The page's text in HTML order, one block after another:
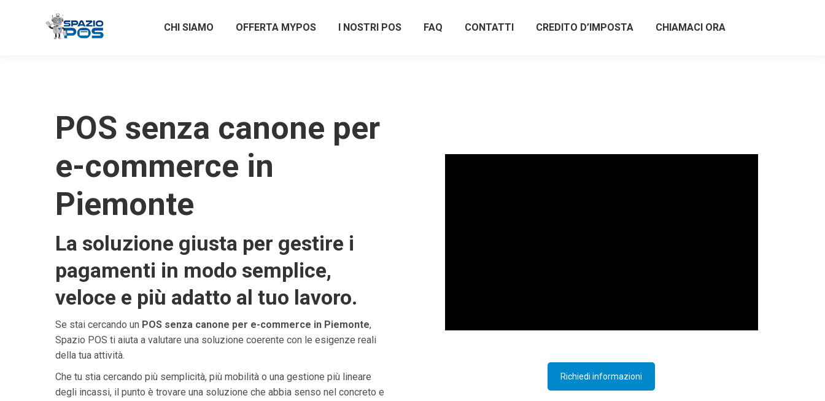
CHI SIAMO OFFERTA MYPOS I NOSTRI POS FAQ CONTATTI CREDITO D’IMPOSTA CHIAMACI ORA
POS senza canone per
e-commerce in
Piemonte
La soluzione giusta per gestire i
pagamenti in modo semplice,
veloce e più adatto al tuo lavoro.
Se stai cercando un POS senza canone per e-commerce in Piemonte,
Spazio POS ti aiuta a valutare una soluzione coerente con le esigenze reali
della tua attività.
Che tu stia cercando più semplicità, più mobilità o una gestione più lineare
degli incassi, il punto è trovare una soluzione che abbia senso nel concreto e
Richiedi informazioni